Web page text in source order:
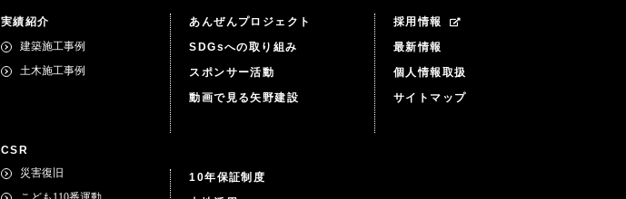
実績紹介
建築施工事例
土木施工事例
CSR
災害復旧
あんぜんプロジェクト
SDGsへの取り組み
スポンサー活動
動画で見る矢野建設
10年保証制度
採用情報
最新情報
個人情報取扱
サイトマップ